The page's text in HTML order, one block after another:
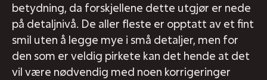
betydning, da forskjellene dette utgjør er nede
på detaljnivå. De aller fleste er opptatt av et fint
smil uten å legge mye i små detaljer, men for
den som er veldig pirkete kan det hende at det
vil være nødvendig med noen korrigeringer